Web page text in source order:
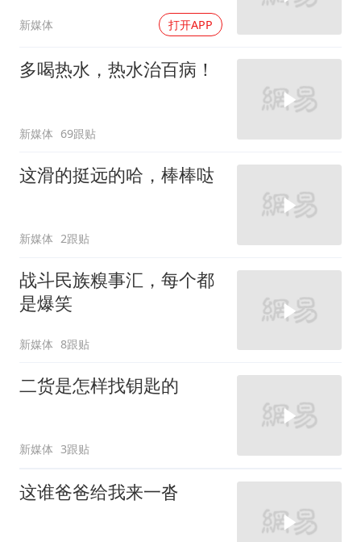
新媒体 打开APP
多喝热水，热水治百病！
新媒体 69跟贴
这滑的挺远的哈，棒棒哒
新媒体 2跟贴
战斗民族糗事汇，每个都
是爆笑
新媒体 8跟贴
二货是怎样找钥匙的
新媒体 3跟贴
这谁爸爸给我来一沓